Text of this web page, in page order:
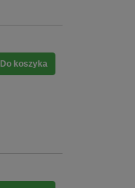
Do koszyka